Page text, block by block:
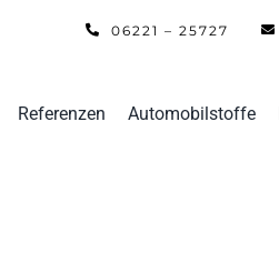
06221 – 25727
Referenzen Automobilstoffe